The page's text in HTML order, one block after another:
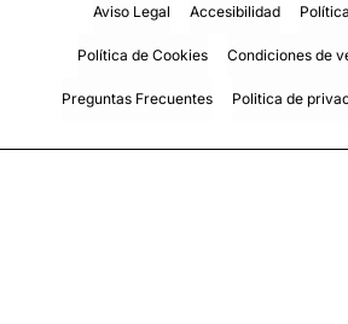
Aviso Legal Accesibilidad
Política de Cookies Condiciones de
Preguntas Frecuentes Politica de